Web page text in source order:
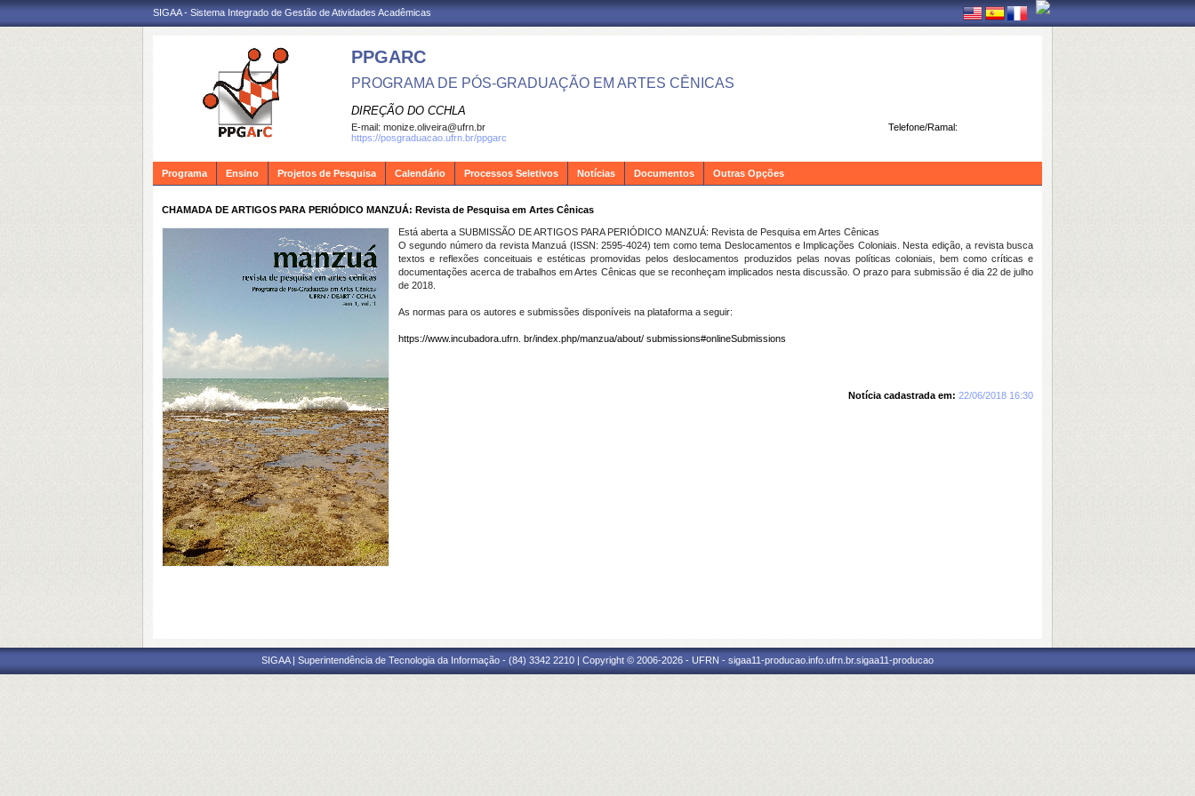
SIGAA - Sistema Integrado de Gestão de Atividades Acadêmicas
PPGARC
PROGRAMA DE PÓS-GRADUAÇÃO EM ARTES CÊNICAS
DIREÇÃO DO CCHLA
Telefone/Ramal:
E-mail: monize.oliveira@ufrn.br
https://posgraduacao.ufrn.br/ppgarc
Programa Ensino Projetos de Pesquisa Calendário Processos Seletivos Notícias Documentos Outras Opções
CHAMADA DE ARTIGOS PARA PERIÓDICO MANZUÁ: Revista de Pesquisa em Artes Cênicas
Está aberta a SUBMISSÃO DE ARTIGOS PARA PERIÓDICO MANZUÁ: Revista de Pesquisa em Artes Cênicas
O segundo número da revista Manzuá (ISSN: 2595-4024) tem como tema Deslocamentos e Implicações Coloniais . Nesta edição, a revista busca
textos e reflexões conceituais e estéticas promovidas pelos deslocamentos produzidos pelas novas políticas coloniais, bem como críticas e
documentações acerca de trabalhos em Artes Cênicas que se reconheçam implicados nesta discussão. O prazo para submissão é dia 22 de julho
de 2018.
As normas para os autores e submissões disponíveis na plataforma a seguir:
https://www.incubadora.ufrn. br/index.php/manzua/about/ submissions#onlineSubmissions
Notícia cadastrada em: 22/06/2018 16:30
SIGAA | Superintendência de Tecnologia da Informação - (84) 3342 2210 | Copyright © 2006-2026 - UFRN - sigaa11-producao.info.ufrn.br.sigaa11-producao